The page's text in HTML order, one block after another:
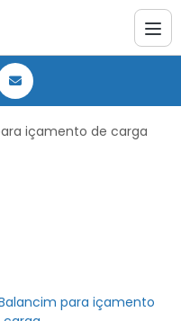
içamento de carga